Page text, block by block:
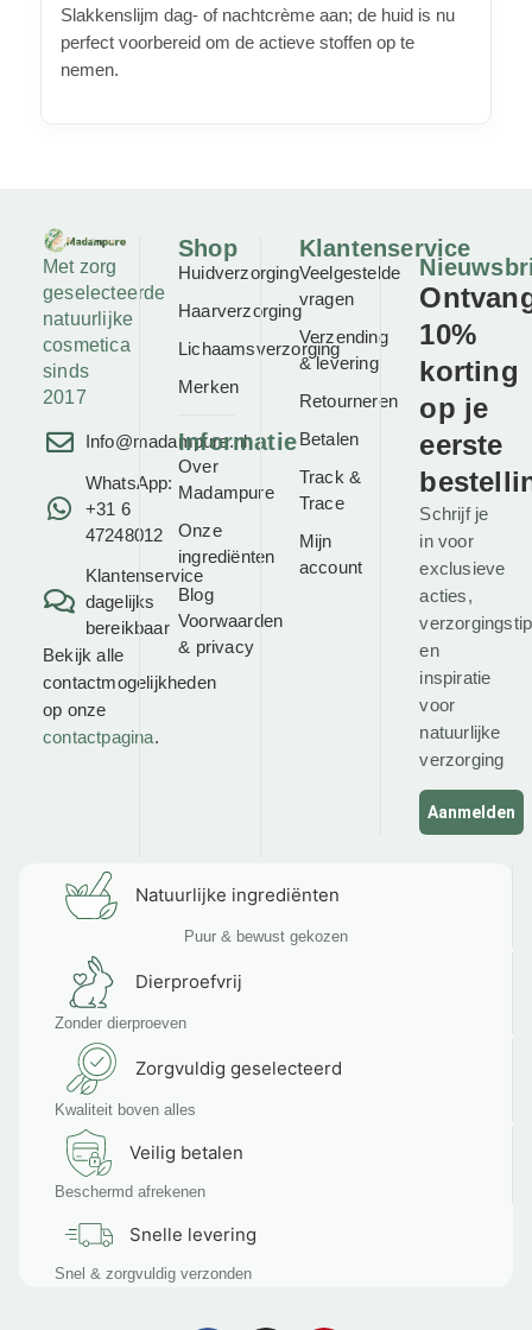
Slakkenslijm dag- of nachtcrème aan; de huid is nu
perfect voorbereid om de actieve stoffen op te
nemen.
Met zorg
geselecteerde
natuurlijke
cosmetica
sinds
2017
Info@madampure.nl
WhatsApp:
+31 6
47248012
Klantenservice
dagelijks
bereikbaar
Bekijk alle
contactmogelijkheden
op onze
contactpagina.
Shop
Huidverzorging
Haarverzorging
Lichaamsverzorging
Merken
Informatie
Over
Madampure
Onze
ingrediënten
Blog
Voorwaarden
& privacy
Klantenservice
Veelgestelde
vragen
Verzending
& levering
Retourneren
Betalen
Track &
Trace
Mijn
account
10%
korting
op je
eerste
Schrijf je
in voor
exclusieve
acties,
en
inspiratie
voor
natuurlijke
verzorging
Aanmelden
Natuurlijke ingrediënten
Puur & bewust gekozen
Dierproefvrij
Zonder dierproeven
Zorgvuldig geselecteerd
Kwaliteit boven alles
Veilig betalen
Beschermd afrekenen
Snelle levering
Snel & zorgvuldig verzonden